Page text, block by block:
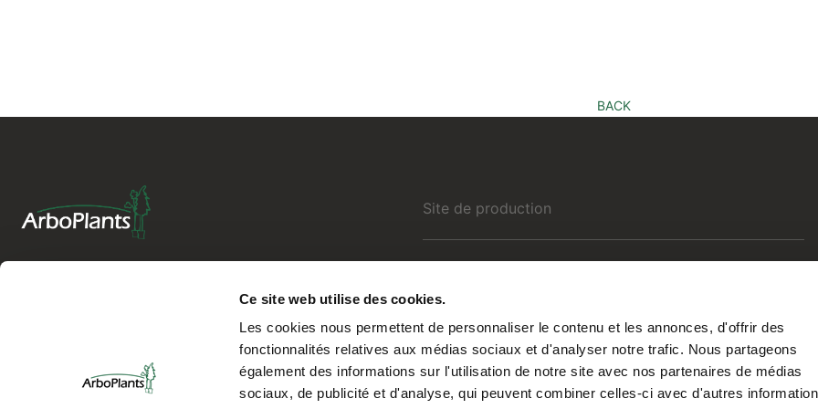
Ce site web utilise des cookies.
Les cookies nous permettent de personnaliser le contenu et les annonces, d'offrir des
fonctionnalités relatives aux médias sociaux et d'analyser notre trafic. Nous partageons
également des informations sur l'utilisation de notre site avec nos partenaires de médias
sociaux, de publicité et d'analyse, qui peuvent combiner celles-ci avec d'autres
BACK
T.V.A : BE 0723079471
Site de production
Suivez-nous